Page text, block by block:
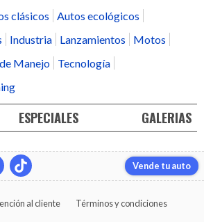
clásicos
Autos ecológicos
Industria Lanzamientos
Motos
Manejo
Tecnología
ESPECIALES GALERIAS
Vende tu auto
al cliente Términos y condiciones